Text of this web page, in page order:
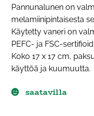
Pannunalunen on
melamiinipintaisesta
Käytetty vaneri on
PEFC- ja FSC-
Koko 17 x 17 cm,
käyttöä ja kuumuutta.
saatavilla